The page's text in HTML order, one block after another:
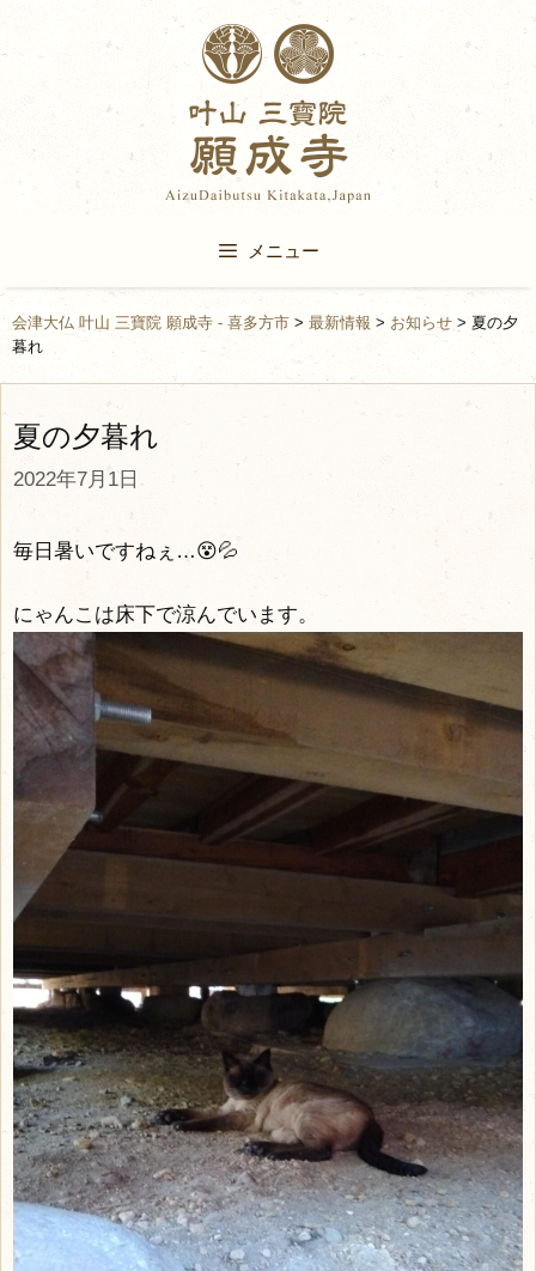
to
content
メニュー
会津大仏 叶山 三寶院 願成寺 - 喜多方市 > 最新情報 > お知らせ > 夏の夕
暮れ
夏の夕暮れ
2022年7月1日
毎日暑いですねぇ…😵💦
にゃんこは床下で涼んでいます。